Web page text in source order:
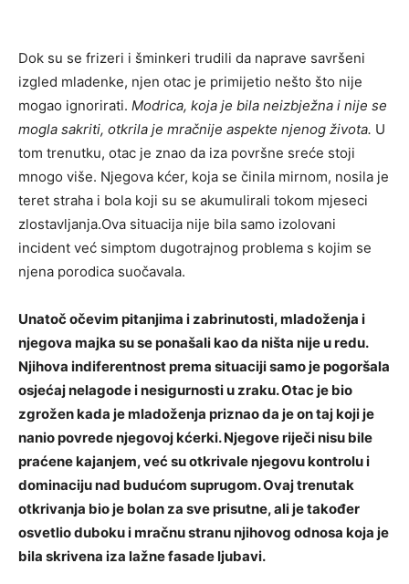
Dok su se frizeri i šminkeri trudili da naprave savršeni
izgled mladenke, njen otac je primijetio nešto što nije
mogao ignorirati. Modrica, koja je bila neizbježna i nije se
mogla sakriti, otkrila je mračnije aspekte njenog života. U
tom trenutku, otac je znao da iza površne sreće stoji
mnogo više. Njegova kćer, koja se činila mirnom, nosila je
teret straha i bola koji su se akumulirali tokom mjeseci
zlostavljanja.Ova situacija nije bila samo izolovani
incident već simptom dugotrajnog problema s kojim se
njena porodica suočavala.
Unatoč očevim pitanjima i zabrinutosti, mladoženja i
njegova majka su se ponašali kao da ništa nije u redu.
Njihova indiferentnost prema situaciji samo je pogoršala
osjećaj nelagode i nesigurnosti u zraku. Otac je bio
zgrožen kada je mladoženja priznao da je on taj koji je
nanio povrede njegovoj kćerki. Njegove riječi nisu bile
praćene kajanjem, već su otkrivale njegovu kontrolu i
dominaciju nad budućom suprugom. Ovaj trenutak
otkrivanja bio je bolan za sve prisutne, ali je također
osvetlio duboku i mračnu stranu njihovog odnosa koja je
bila skrivena iza lažne fasade ljubavi.